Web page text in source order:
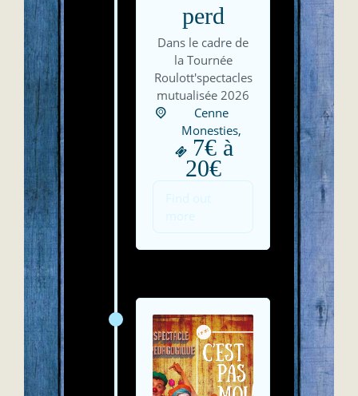
perd
Dans le cadre de
la Tournée
Roulott'spectacles
mutualisée 2026
Cenne
Monesties,
7€ à
20€
Find out
more